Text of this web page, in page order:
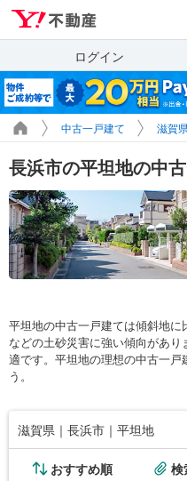
ログイン
中古一戸建て 滋賀県
長浜市の平坦地の中
平坦地の中古一戸建ては傾斜地
などの土砂災害に強い傾向があ
適です。平坦地の理想の中古一戸
う。
滋賀県｜長浜市｜平坦地
おすすめ順 検